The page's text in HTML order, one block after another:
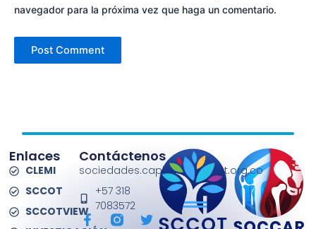
navegador para la próxima vez que haga un comentario.
Enlaces
CLEMI
SCCOT
SCCOTVIEW
Contáctenos
sociedades.capitulos@sccot.org.co
+57 318
7083572
F
T